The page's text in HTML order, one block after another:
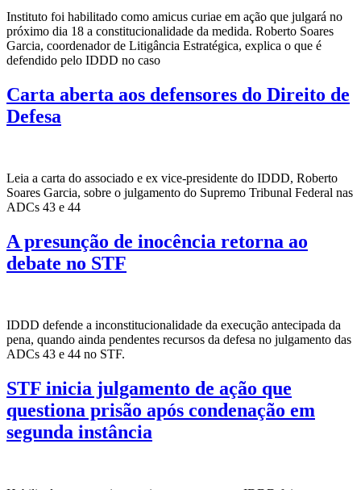
Instituto foi habilitado como amicus curiae em ação que julgará no
próximo dia 18 a constitucionalidade da medida. Roberto Soares
Garcia, coordenador de Litigância Estratégica, explica o que é
defendido pelo IDDD no caso
Carta aberta aos defensores do Direito de
Defesa
Leia a carta do associado e ex vice-presidente do IDDD, Roberto
Soares Garcia, sobre o julgamento do Supremo Tribunal Federal nas
ADCs 43 e 44
A presunção de inocência retorna ao
debate no STF
IDDD defende a inconstitucionalidade da execução antecipada da
pena, quando ainda pendentes recursos da defesa no julgamento das
ADCs 43 e 44 no STF.
STF inicia julgamento de ação que
questiona prisão após condenação em
segunda instância